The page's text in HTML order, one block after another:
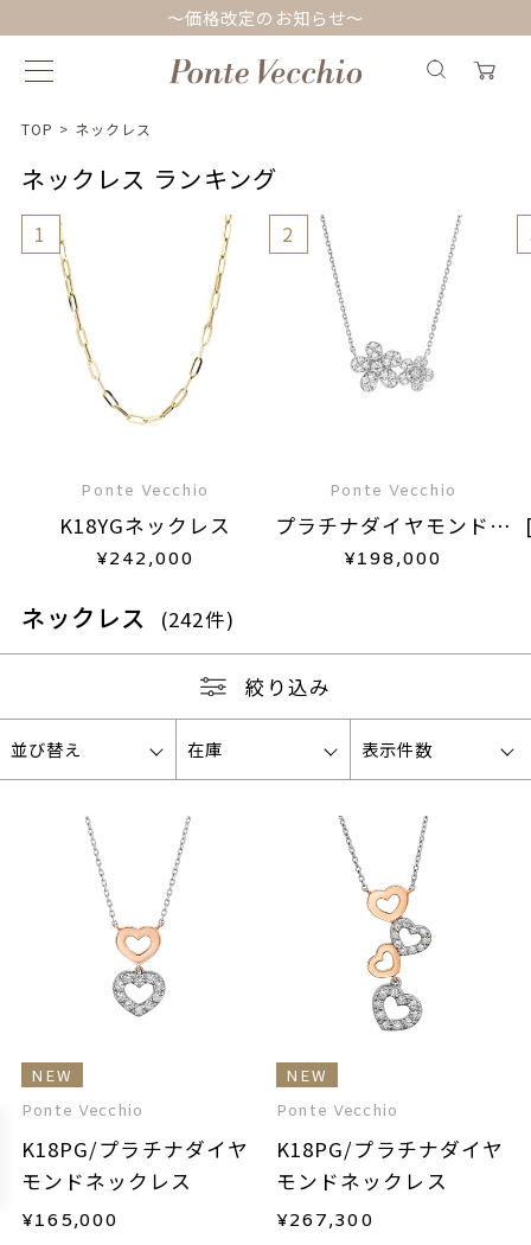
～価格改定のお知らせ～
TOP > ネックレス
ネックレス ランキング
1
Ponte Vecchio
K18YGネックレス
¥242,000
2
Ponte Vecchio
プラチナダイヤモンドネ
ックレス
¥198,000
ネックレス (242件)
絞り込み
並び替え 在庫 表示件数
NEW
Ponte Vecchio
K18PG/プラチナダイヤ
モンドネックレス
¥165,000
NEW
Ponte Vecchio
K18PG/プラチナダイヤ
モンドネックレス
¥267,300